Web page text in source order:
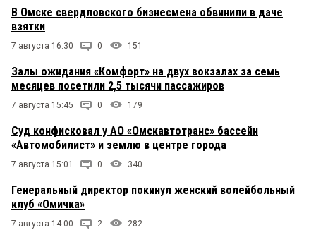
В Омске свердловского бизнесмена обвинили в даче
взятки
7 августа 16:30 0 151
Залы ожидания «Комфорт» на двух вокзалах за семь
месяцев посетили 2,5 тысячи пассажиров
7 августа 15:45 0 179
Суд конфисковал у АО «Омскавтотранс» бассейн
«Автомобилист» и землю в центре города
7 августа 15:01 0 340
Генеральный директор покинул женский волейбольный
клуб «Омичка»
7 августа 14:00 2 282